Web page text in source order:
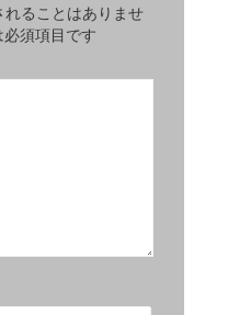
れることはありませ
須項目です